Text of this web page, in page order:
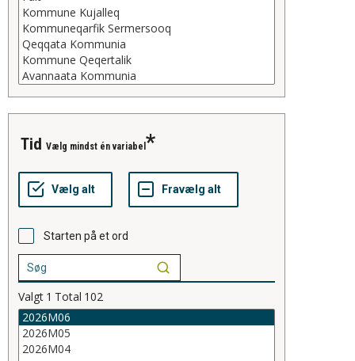
tid Vælg mindst én variabel
Starten på et ord
Valgt 1 Total 102